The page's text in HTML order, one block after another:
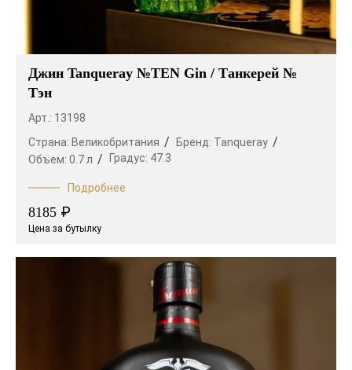
Джин Tanqueray №TEN Gin / Танкерей №
Тэн
Арт.: 13198
Страна: Великобритания Бренд: Tanqueray
Объем: 0.7 л Градус: 47.3
Подробнее
8185 ₽
Цена за бутылку